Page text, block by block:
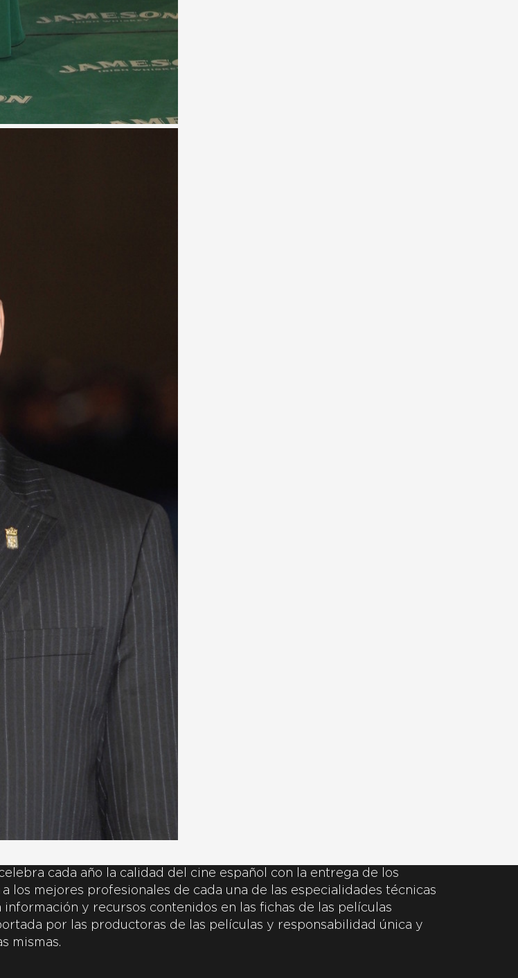
cada año la calidad del cine español con la entrega de los
a los mejores profesionales de cada una de las especialidades técnicas
información y recursos contenidos en las fichas de las películas
por las productoras de las películas y responsabilidad única y
mismas.